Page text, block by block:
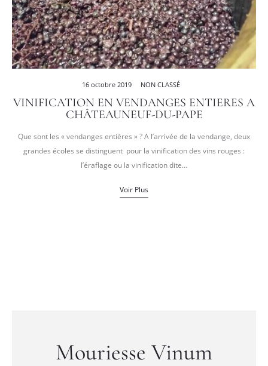
16 octobre 2019 NON CLASSÉ
VINIFICATION EN VENDANGES ENTIERES A
CHÂTEAUNEUF-DU-PAPE
Que sont les « vendanges entières » ? A l’arrivée de la vendange, deux
grandes écoles se distinguent pour la vinification des vins rouges :
l’éraflage ou la vinification dite…
Voir Plus
Mouriesse Vinum